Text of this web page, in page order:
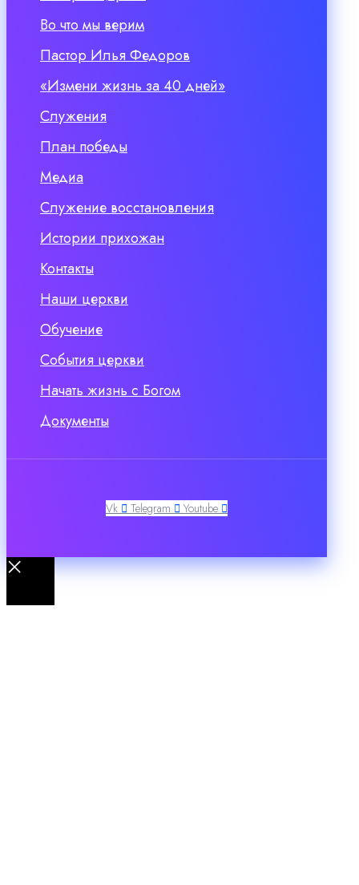
Во что мы верим
Пастор Илья Федоров
«Измени жизнь за 40 дней»
Служения
План победы
Медиа
Служение восстановления
Истории прихожан
Контакты
Наши церкви
Обучение
События церкви
Начать жизнь с Богом
Документы
Vk Telegram Youtube